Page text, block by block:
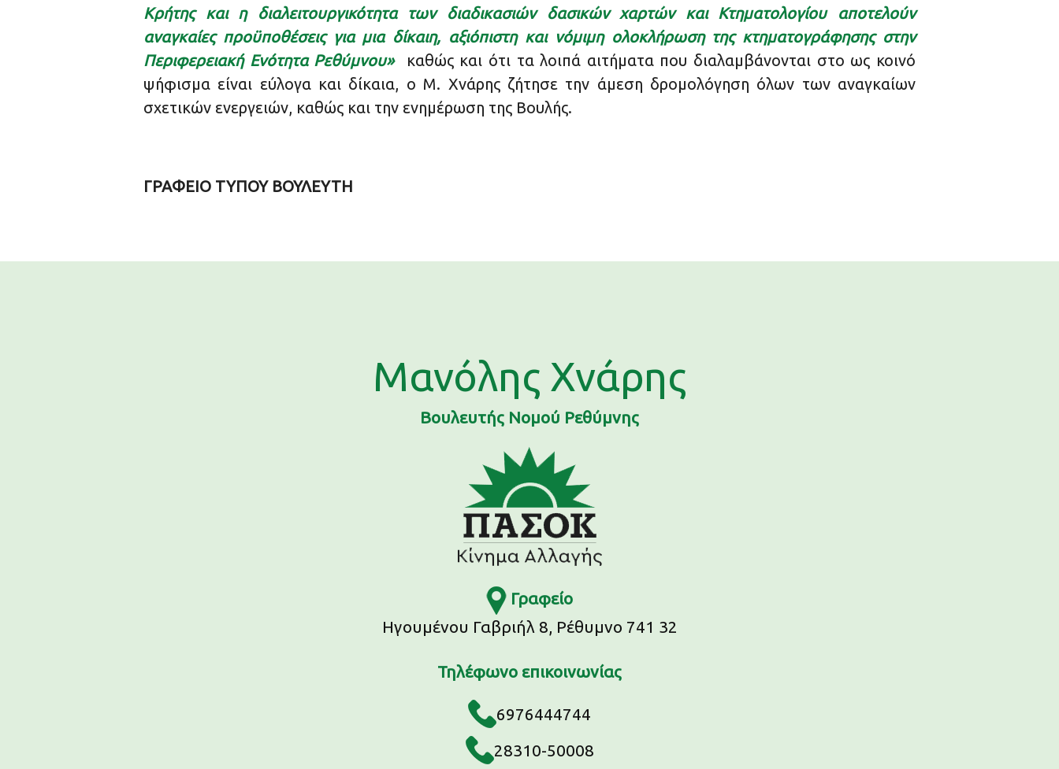
Κρήτης και η διαλειτουργικότητα των διαδικασιών δασικών χαρτών και Κτηματολογίου αποτελούν
αναγκαίες προϋποθέσεις για μια δίκαιη, αξιόπιστη και νόμιμη ολοκλήρωση της κτηματογράφησης στην
Περιφερειακή Ενότητα Ρεθύμνου»
καθώς και ότι τα λοιπά αιτήματα που διαλαμβάνονται στο ως κοινό
ψήφισμα είναι εύλογα και δίκαια, ο Μ. Χνάρης ζήτησε την άμεση δρομολόγηση όλων των αναγκαίων
σχετικών ενεργειών, καθώς και την ενημέρωση της Βουλής.
ΓΡΑΦΕΙΟ ΤΥΠΟΥ ΒΟΥΛΕΥΤΗ
Μανόλης Χνάρης
Βουλευτής Νομού Ρεθύμνης
Γραφείο
Ηγουμένου Γαβριήλ 8, Ρέθυμνο 741 32
Τηλέφωνο επικοινωνίας
6976444744
28310-50008